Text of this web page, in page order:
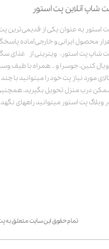
شاپ آنلاین پت استور
محصول ایرانی و خارجی آماده
شاپ پت استور، ویترینی از غذای سگ
کنین، جوسرا و .. همراه با طیف
مورد نیاز پت خود را میتوانید با
درب منزل تحویل بگیرید.
وبلاگ پت استور میتوانید راههای
تمام حقوق این سایت متعلق به پت